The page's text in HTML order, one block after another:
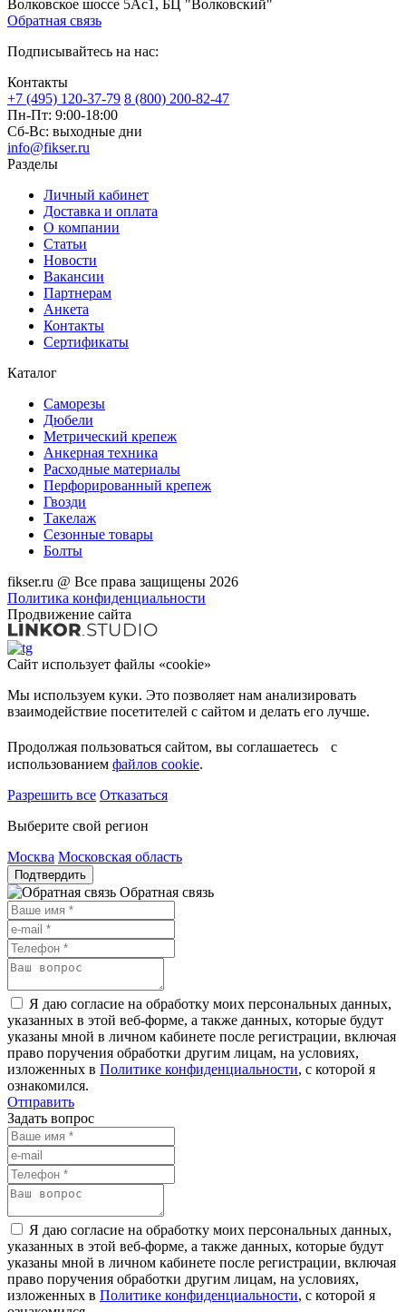
Волковское шоссе 5Ас1, БЦ "Волковский"
Обратная связь
Подписывайтесь на нас:
Контакты
+7 (495) 120-37-79 8 (800) 200-82-47
Пн-Пт: 9:00-18:00
Сб-Вс: выходные дни
info@fikser.ru
Разделы
Личный кабинет
Доставка и оплата
О компании
Статьи
Новости
Вакансии
Партнерам
Анкета
Контакты
Сертификаты
Каталог
Саморезы
Дюбели
Метрический крепеж
Анкерная техника
Расходные материалы
Перфорированный крепеж
Гвозди
Такелаж
Сезонные товары
Болты
fikser.ru @ Все права защищены 2026
Политика конфиденциальности
Продвижение сайта
Сайт использует файлы «cookie»
Мы используем куки. Это позволяет нам анализировать
взаимодействие посетителей с сайтом и делать его лучше.
Продолжая пользоваться сайтом, вы соглашаетесь с
использованием файлов cookie.
Разрешить все Отказаться
Выберите свой регион
Москва Московская область
Подтвердить
Обратная связь
Я даю согласие на обработку моих персональных данных,
указанных в этой веб-форме, а также данных, которые будут
указаны мной в личном кабинете после регистрации, включая
право поручения обработки другим лицам, на условиях,
изложенных в Политике конфиденциальности, с которой я
ознакомился.
Отправить
Задать вопрос
Я даю согласие на обработку моих персональных данных,
указанных в этой веб-форме, а также данных, которые будут
указаны мной в личном кабинете после регистрации, включая
право поручения обработки другим лицам, на условиях,
изложенных в Политике конфиденциальности, с которой я